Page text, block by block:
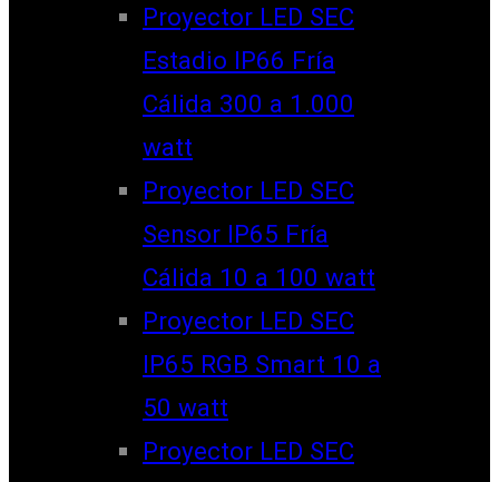
Proyector LED SEC
Estadio IP66 Fría
Cálida 300 a 1.000
watt
Proyector LED SEC
Sensor IP65 Fría
Cálida 10 a 100 watt
Proyector LED SEC
IP65 RGB Smart 10 a
50 watt
Proyector LED SEC